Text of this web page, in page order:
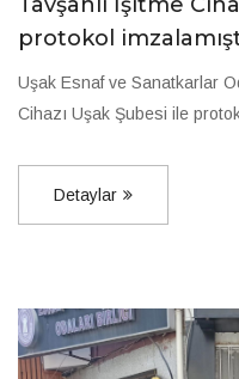
protokol
Uşak Esnaf ve Sanatkarlar
Cihazı Uşak Şubesi ile
Detaylar